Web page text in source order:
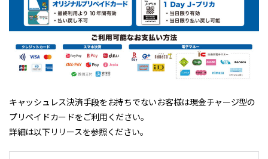
キャッシュレス決済手段をお持ちでないお客様は現金チャージ型の
プリペイドカードをご利用ください。
詳細は以下リリースを参照ください。